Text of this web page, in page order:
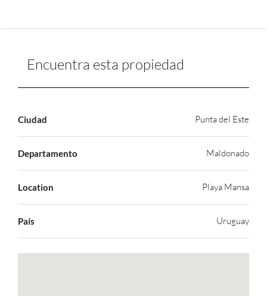
Encuentra esta propiedad
Ciudad Punta del Este
Departamento Maldonado
Location Playa Mansa
País Uruguay